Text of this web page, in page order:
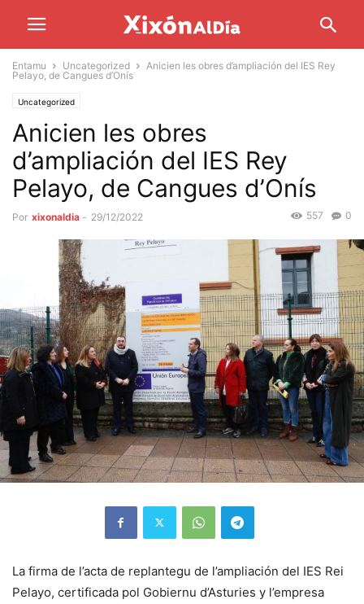
Entamu Uncategorized
Anicien les obres d’ampliación del IES Rey
Pelayo, de Cangues d’Onís
Uncategorized
Anicien les obres
d’ampliación del IES Rey
Pelayo, de Cangues d’Onís
Por xixonaldia - 29/12/2022 0
557
La firma de l’acta de replantegu de l’ampliación del IES Rei
Pelayo, certificada pol Gobiernu d’Asturies y l’empresa